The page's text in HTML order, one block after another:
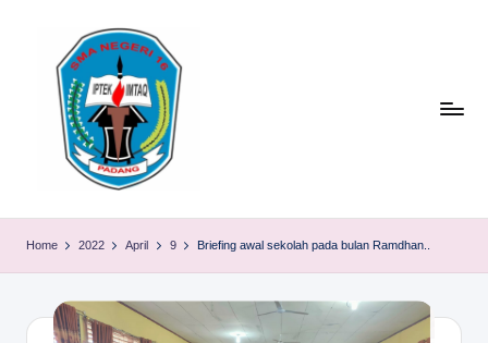
M
A
NLAKU)
Home 2022 April 9 Briefing awal sekolah pada bulan Ramdhan..